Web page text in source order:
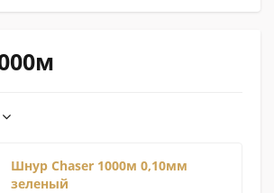
Шнур Chaser 1000м 0,10мм
зеленый